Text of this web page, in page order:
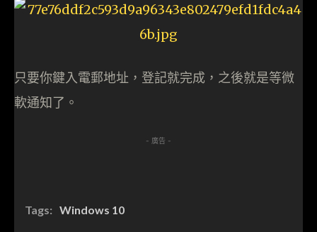
只要你鍵入電郵地址，登記就完成，之後就是等微
軟通知了。
- 廣告 -
Tags: Windows 10